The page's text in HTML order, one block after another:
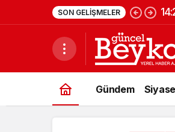
SON GELIŞMELER
Gündem